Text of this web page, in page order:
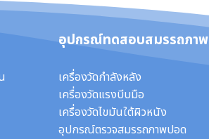
อุปกรณ์ทดสอบสมรรถภาพ
เครื่องวัดกำลังหลัง
เครื่องวัดแรงบีบมือ
เครื่องวัดไขมันใต้ผิวหนัง
อุปกรณ์ตรวจสมรรถภาพปอด